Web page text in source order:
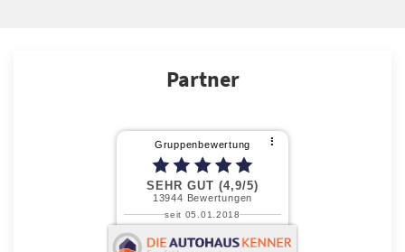
Partner